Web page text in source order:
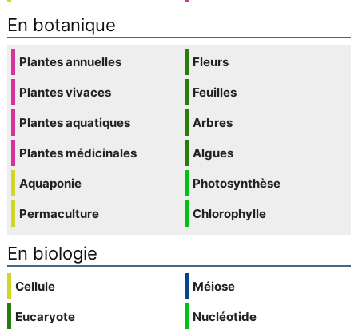
En botanique
Plantes annuelles
Plantes vivaces
Plantes aquatiques
Plantes médicinales
Aquaponie
Permaculture
Fleurs
Feuilles
Arbres
Algues
Photosynthèse
Chlorophylle
En biologie
Cellule
Eucaryote
Méiose
Nucléotide